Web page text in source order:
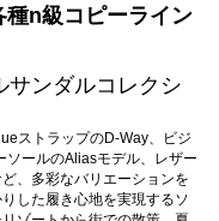
でお得な割引をご利用いただ
バッグ最新モデルが登場。
種n級コピーライン
サンダルコレクシ
ストラップのD-Way、ビジ
ソールのAliasモデル、レザー
、多彩なバリエーションを
した履き心地を実現するソ